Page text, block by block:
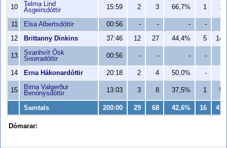
10
Telma Lind
Ásgeirsdóttir
15:59 2 3 66,7% 1 1
11 Elsa Albertsdóttir 00:56 - - - -
12
Brittanny Dinkins 37:46 12 27 44,4% 5 14
13
Svanhvít Ósk
Snorradóttir
00:56 - - - -
14 Erna Hákonardóttir 20:18 2 4 50,0% -
15
Birna Valgerður
Benónýsdóttir
13:03 3 8 37,5% 1 5
Samtals 200:00 29 68 42,6% 16 41
Dómarar: